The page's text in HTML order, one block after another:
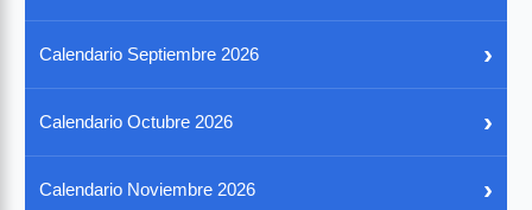
Calendario Septiembre 2026 ›
Calendario Octubre 2026 ›
Calendario Noviembre 2026 ›